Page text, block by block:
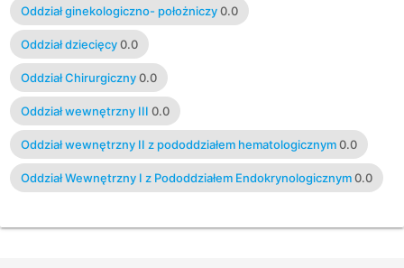
patologii noworodka0.0
Oddział ginekologiczno- położniczy 0.0
Oddział dziecięcy 0.0
Oddział Chirurgiczny 0.0
Oddział wewnętrzny III 0.0
Oddział wewnętrzny II z pododdziałem hematologicznym 0.0
Oddział Wewnętrzny I z Pododdziałem Endokrynologicznym 0.0